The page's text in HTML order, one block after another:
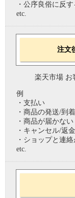
・公序良俗に反
etc.
注文
楽天市場 お
例
・支払い
・商品の発送/到
・商品が届かない
・キャンセル/返
・ショップと連
etc.